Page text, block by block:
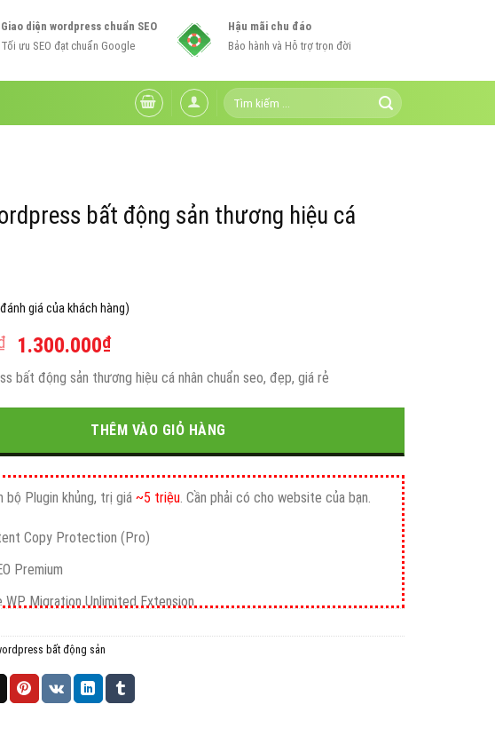
Giao diện wordpress chuẩn SEO
Tối ưu SEO đạt chuẩn Google
Hậu mãi chu đáo
Bảo hành và Hỗ trợ trọn đời
Tìm
kiếm:
bất động sản thương hiệu cá
đánh giá của khách hàng)
Giá
gốc
là:
3.500.000₫.
1.300.000₫Giá
hiện
tại
là:
1.300.000₫.
bất động sản thương hiệu cá nhân chuẩn seo, đẹp, giá rẻ
THÊM VÀO GIỎ HÀNG
bộ Plugin khủng, trị giá ~5 triệu . Cần phải có cho website của bạn.
Copy Protection (Pro)
Premium
WP Migration Unlimited Extension
Security Pro
bất động sản